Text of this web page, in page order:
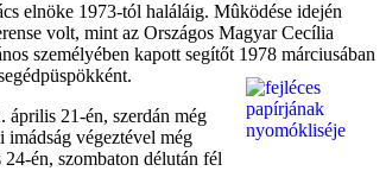
elnöke 1973-tól haláláig. Mûködése idején
volt, mint az Országos Magyar Cecília
személyében kapott segítőt 1978 márciusában
21-én, szerdán még
imádság végeztével még
én, szombaton délután fél